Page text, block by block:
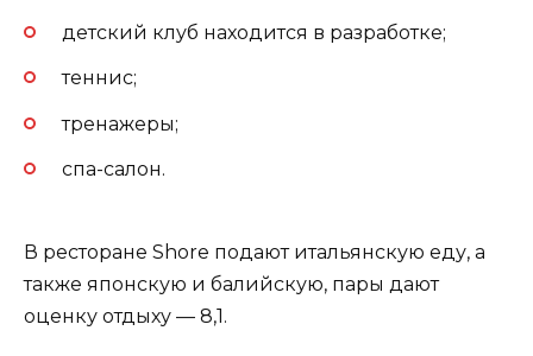
детский клуб находится в разработке;
теннис;
тренажеры;
спа-салон.
В ресторане Shore подают итальянскую еду, а
также японскую и балийскую, пары дают
оценку отдыху — 8,1.